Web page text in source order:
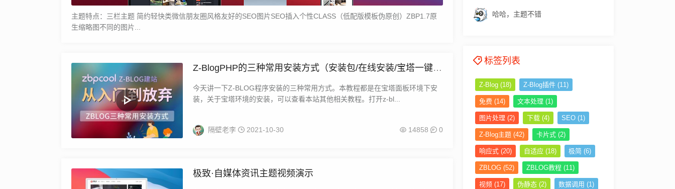
主题特点：三栏主题 简约轻快类微信朋友圈风格友好的SEO图片SEO插入个性CLASS（低配版模板伪原创）ZBP1.7原
生缩略图不同的图片...
Z-BlogPHP的三种常用安装方式（安装包/在线安装/宝塔一键部
今天讲一下Z-BLOG程序安装的三种常用方式。本教程都是在宝塔面板环境下安
装，关于宝塔环境的安装，可以查看本站其他相关教程。打开z-bl...
隔壁老李 2021-10-30 14858 0
极致·自媒体资讯主题视频演示
哈哈，主题不错
标签列表
Z-Blog (18) Z-Blog插件 (11)
免费 (14) 文本处理 (1)
图片处理 (2) 下载 (4) SEO (1)
Z-Blog主题 (42) 卡片式 (2)
响应式 (20) 自适应 (18) 极简 (6)
ZBLOG (52) ZBLOG教程 (11)
视频 (17) 伪静态 (2) 数据调用 (1)